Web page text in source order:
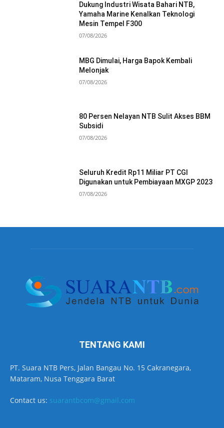
Dukung Industri Wisata Bahari NTB,
Yamaha Marine Kenalkan Teknologi
Mesin Tempel F300
07/08/2026
MBG Dimulai, Harga Bapok Kembali
Melonjak
07/08/2026
80 Persen Nelayan NTB Sulit Akses BBM
Subsidi
07/08/2026
Seluruh Kredit Rp11 Miliar PT CGI
Digunakan untuk Pembiayaan MXGP 2023
07/08/2026
TENTANG KAMI
PT. Suara NTB Pers, Jalan Bangau No. 15 Cakranegara,
Mataram, Nusa Tenggara Barat
Contact us: suarantbcom@gmail.com